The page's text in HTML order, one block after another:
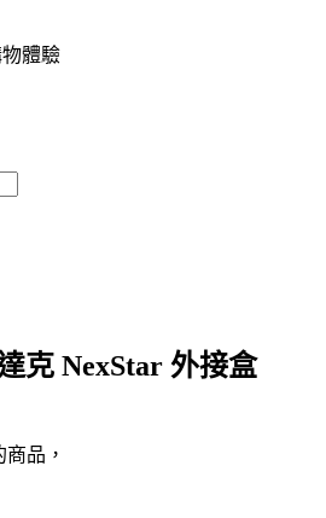
體驗
克 NexStar 外接盒
品，